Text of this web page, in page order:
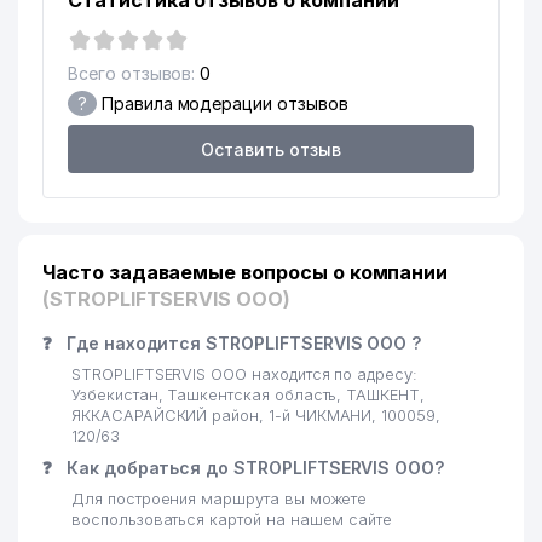
14 AVTOPROMALYANS ООО 979 м
Всего отзывов: 0
? Правила модерации отзывов
Оставить отзыв
Часто задаваемые вопросы о компании
(STROPLIFTSERVIS ООО)
❓ Где находится STROPLIFTSERVIS ООО ?
STROPLIFTSERVIS ООО находится по адресу:
Узбекистан, Ташкентская область, ТАШКЕНТ,
ЯККАСАРАЙСКИЙ район, 1-й ЧИКМАНИ, 100059,
120/63
❓ Как добраться до STROPLIFTSERVIS ООО?
Для построения маршрута вы можете
воспользоваться картой на нашем сайте